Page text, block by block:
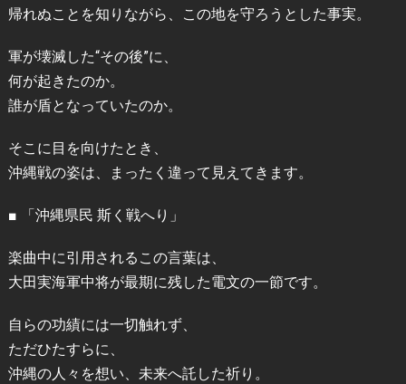
帰れぬことを知りながら、この地を守ろうとした事実。
軍が壊滅した“その後”に、
何が起きたのか。
誰が盾となっていたのか。
そこに目を向けたとき、
沖縄戦の姿は、まったく違って見えてきます。
■ 「沖縄県民 斯く戦へり」
楽曲中に引用されるこの言葉は、
大田実海軍中将が最期に残した電文の一節です。
自らの功績には一切触れず、
ただひたすらに、
沖縄の人々を想い、未来へ託した祈り。